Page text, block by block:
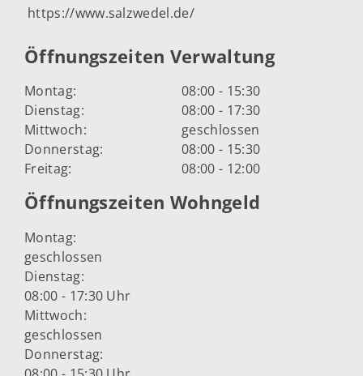
https://www.salzwedel.de/
Öffnungszeiten Verwaltung
Montag:
08:00 - 15:30
Dienstag:
08:00 - 17:30
Mittwoch:
geschlossen
Donnerstag:
08:00 - 15:30
Freitag:
08:00 - 12:00
Öffnungszeiten Wohngeld
Montag:
geschlossen
Dienstag:
08:00 - 17:30 Uhr
Mittwoch:
geschlossen
Donnerstag: